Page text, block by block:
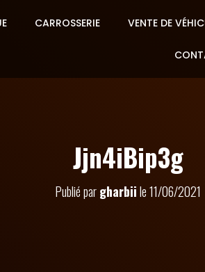
CARROSSERIE VENTE DE
Jjn4iBip3g
Publié pargharbiile11/06/2021